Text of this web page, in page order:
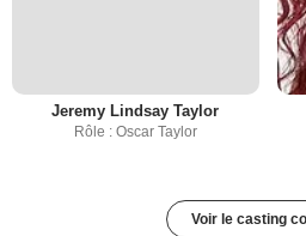
Jeremy Lindsay Taylor
Rôle : Oscar Taylor
Voir le casting